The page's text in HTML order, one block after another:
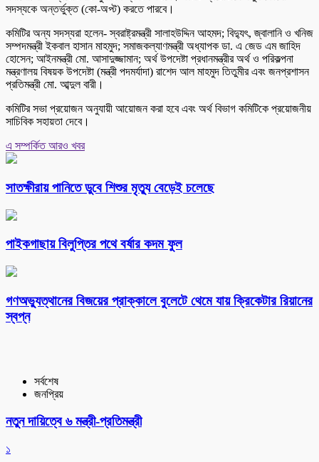
সদস্যকে অন্তর্ভুক্ত (কো-অপ্ট) করতে পারবে।
কমিটির অন্য সদস্যরা হলেন- স্বরাষ্ট্রমন্ত্রী সালাহউদ্দিন আহমদ; বিদ্যুৎ, জ্বালানি ও খনিজ
সম্পদমন্ত্রী ইকবাল হাসান মাহমুদ; সমাজকল্যাণমন্ত্রী অধ্যাপক ডা. এ জেড এম জাহিদ
হোসেন; আইনমন্ত্রী মো. আসাদুজ্জামান; অর্থ উপদেষ্টা প্রধানমন্ত্রীর অর্থ ও পরিকল্পনা
মন্ত্রণালয় বিষয়ক উপদেষ্টা (মন্ত্রী পদমর্যাদা) রাশেদ আল মাহমুদ তিতুমীর এবং জনপ্রশাসন
প্রতিমন্ত্রী মো. আব্দুল বারী।
কমিটির সভা প্রয়োজন অনুযায়ী আয়োজন করা হবে এবং অর্থ বিভাগ কমিটিকে প্রয়োজনীয়
সাচিবিক সহায়তা দেবে।
এ সম্পর্কিত আরও খবর
সাতক্ষীরায় পানিতে ডুবে শিশুর মৃত্যু বেড়েই চলেছে
পাইকগাছায় বিলুপ্তির পথে বর্ষার কদম ফুল
গণঅভ্যুত্থানের বিজয়ের প্রাক্কালে বুলেটে থেমে যায় ক্রিকেটার রিয়ানের
স্বপ্ন
সর্বশেষ
জনপ্রিয়
নতুন দায়িত্বে ৬ মন্ত্রী-প্রতিমন্ত্রী
১